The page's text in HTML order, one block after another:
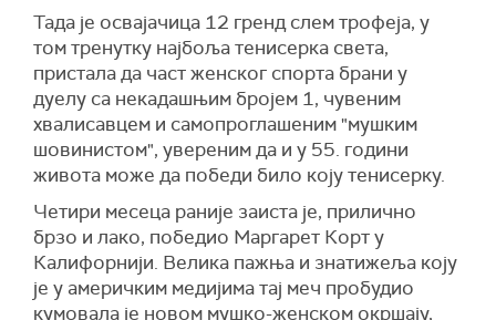
Тада је освајачица 12 гренд слем трофеја, у
том тренутку најбоља тенисерка света,
пристала да част женског спорта брани у
дуелу са некадашњим бројем 1, чувеним
хвалисавцем и самопроглашеним "мушким
шовинистом", увереним да и у 55. години
живота може да победи било коју тенисерку.
Четири месеца раније заиста је, прилично
брзо и лако, победио Маргарет Корт у
Калифорнији. Велика пажња и знатижеља коју
је у америчким медијима тај меч пробудио
кумовала је новом мушко-женском окршају,